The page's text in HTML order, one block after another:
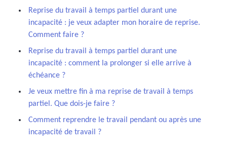
Reprise du travail à temps partiel durant une
incapacité : je veux adapter mon horaire de reprise.
Comment faire ?
Reprise du travail à temps partiel durant une
incapacité : comment la prolonger si elle arrive à
échéance ?
Je veux mettre fin à ma reprise de travail à temps
partiel. Que dois-je faire ?
Comment reprendre le travail pendant ou après une
incapacité de travail ?